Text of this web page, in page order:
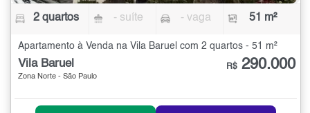
2 quartos - suíte - vaga 51 m²
Apartamento à Venda na Vila Baruel com 2 quartos - 51 m²
Vila Baruel
Zona Norte - São Paulo
R$ 290.000